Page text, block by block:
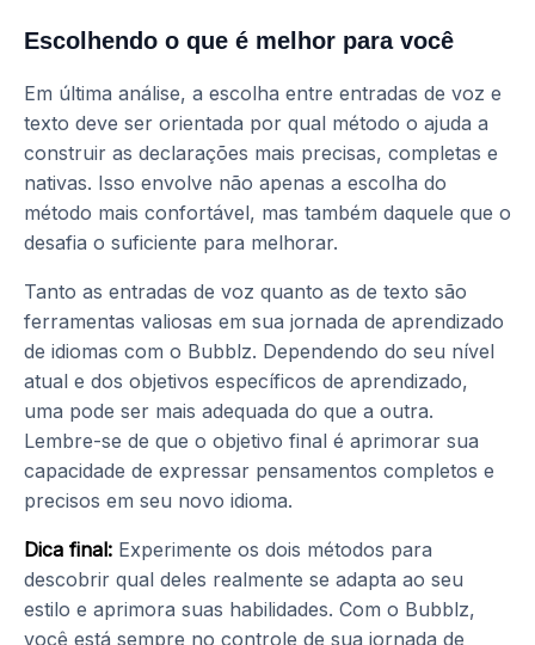
Escolhendo o que é melhor para você
Em última análise, a escolha entre entradas de voz e
texto deve ser orientada por qual método o ajuda a
construir as declarações mais precisas, completas e
nativas. Isso envolve não apenas a escolha do
método mais confortável, mas também daquele que o
desafia o suficiente para melhorar.
Tanto as entradas de voz quanto as de texto são
ferramentas valiosas em sua jornada de aprendizado
de idiomas com o Bubblz. Dependendo do seu nível
atual e dos objetivos específicos de aprendizado,
uma pode ser mais adequada do que a outra.
Lembre-se de que o objetivo final é aprimorar sua
capacidade de expressar pensamentos completos e
precisos em seu novo idioma.
Dica final: Experimente os dois métodos para
descobrir qual deles realmente se adapta ao seu
estilo e aprimora suas habilidades. Com o Bubblz,
você está sempre no controle de sua jornada de